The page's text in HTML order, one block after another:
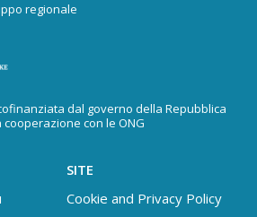
regionale
dal governo della Repubblica
con le ONG
SITE
Cookie and Privacy Policy